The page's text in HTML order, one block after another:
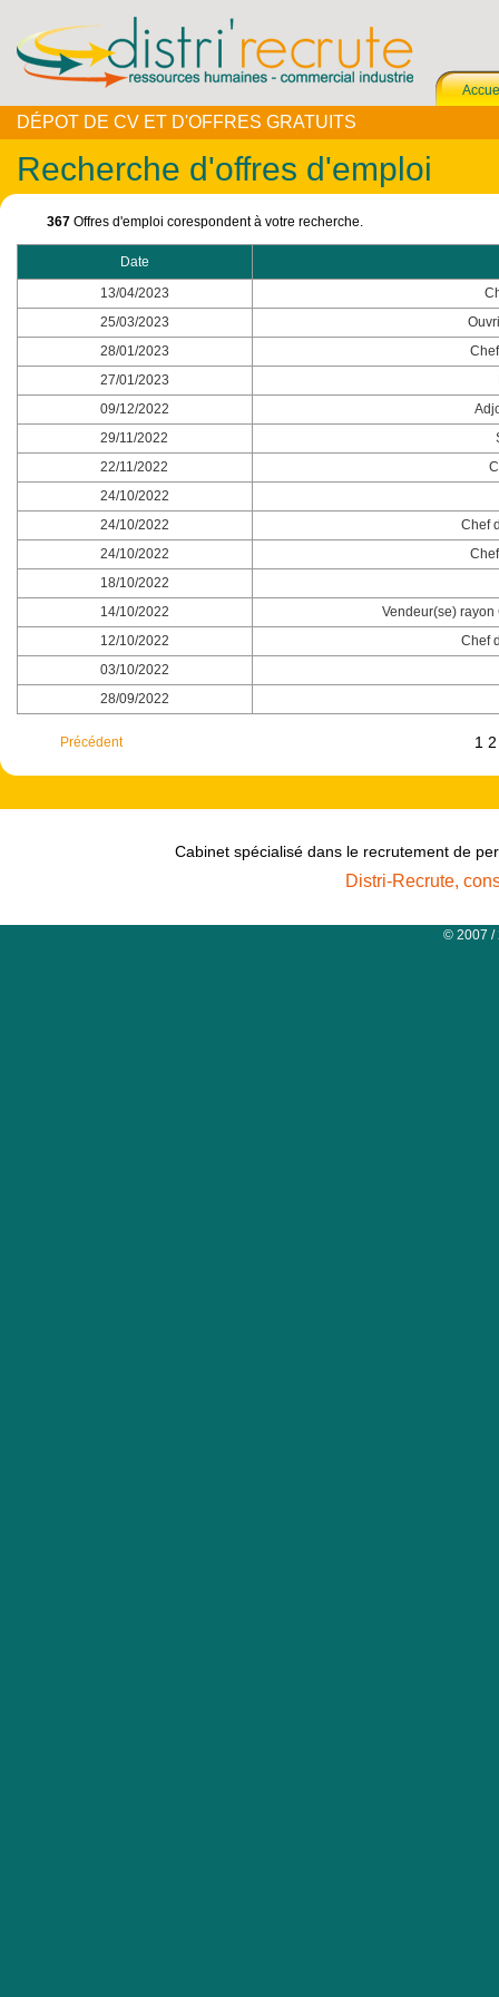
DÉPOT DE CV ET D'OFFRES GRATUITS
Recherche d'offres d'emploi
367 Offres d'emploi corespondent à votre recherche.
Date
13/04/2023
25/03/2023
28/01/2023
27/01/2023
09/12/2022
29/11/2022
22/11/2022
24/10/2022
24/10/2022
Chef
24/10/2022
18/10/2022
14/10/2022
Vendeur(se) rayon
12/10/2022
Chef
03/10/2022
28/09/2022
Précédent 1
Cabinet spécialisé dans le recrutement de
Distri-Recrute,
© 2007 /